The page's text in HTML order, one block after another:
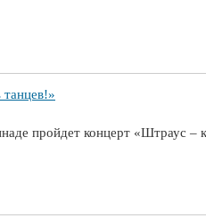
пройдет концерт «Штраус –